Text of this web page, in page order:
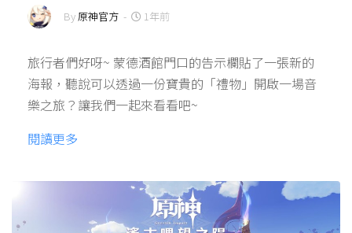
By原神官方 - 1年前
旅行者們好呀~ 蒙德酒館門口的告示欄貼了一張新的
海報，聽說可以透過一份寶貴的「禮物」開啟一場音
樂之旅？讓我們一起來看看吧~
閱讀更多